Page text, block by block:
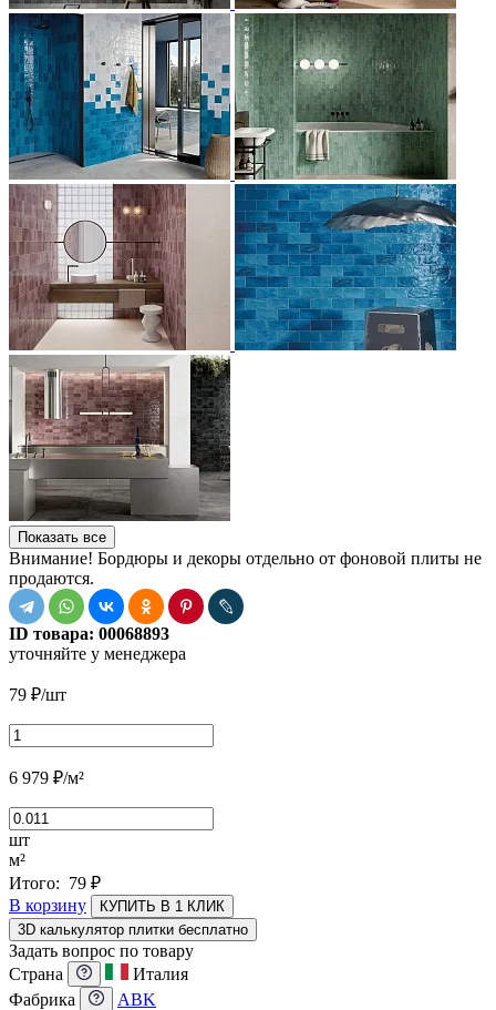
Показать все
Внимание! Бордюры и декоры отдельно от фоновой плиты не
продаются.
ID товара: 00068893
уточняйте у менеджера
79 ₽/шт
6 979 ₽/м²
шт
м²
Итого: 79 ₽
В корзину
КУПИТЬ В 1 КЛИК
3D калькулятор плитки бесплатно
Задать вопрос по товару
Страна
Италия
Фабрика
ABK